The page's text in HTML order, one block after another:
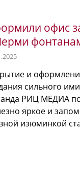
офис
и
сильного
РИЦ МЕДИА
яркое и
изюминкой